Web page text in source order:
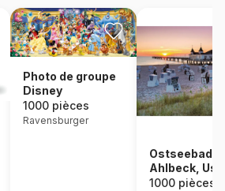
Photo de groupe
Disney
1000 pièces
Ravensburger
Ostseebad
Ahlbeck,
1000 pièces